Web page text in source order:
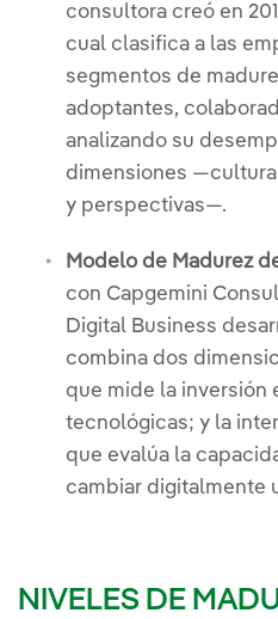
consultora creó en
cual clasifica a las
segmentos de
adoptantes,
analizando su
dimensiones
y perspectivas—.
Modelo de Madurez
con Capgemini
Digital Business
combina dos
que mide la inversión
tecnológicas; y la
que evalúa la
cambiar digitalmente
NIVELES DE